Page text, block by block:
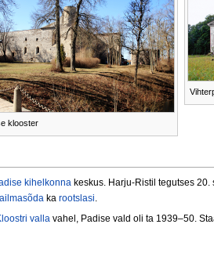
klooster
kihelkonna keskus. Harju-Ristil tegutses
ka rootslasi
valla vahel, Padise vald oli ta 1939–50.